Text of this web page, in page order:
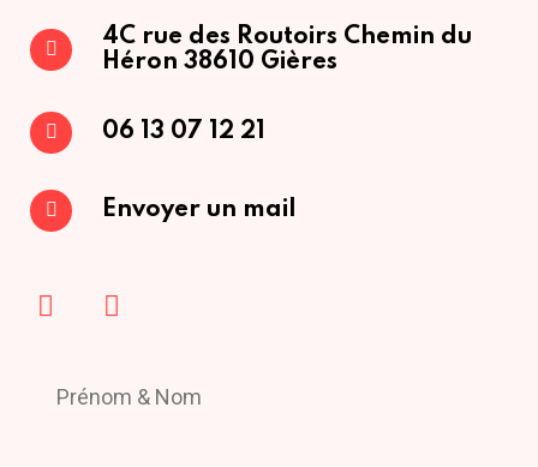
4C rue des Routoirs Chemin du
Héron 38610 Gières
06 13 07 12 21
Envoyer un mail